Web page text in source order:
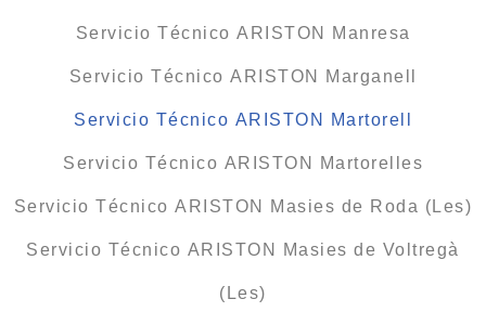
Servicio Técnico ARISTON Manresa
Servicio Técnico ARISTON Marganell
Servicio Técnico ARISTON Martorell
Servicio Técnico ARISTON Martorelles
Servicio Técnico ARISTON Masies de Roda (Les)
Servicio Técnico ARISTON Masies de Voltregà
(Les)